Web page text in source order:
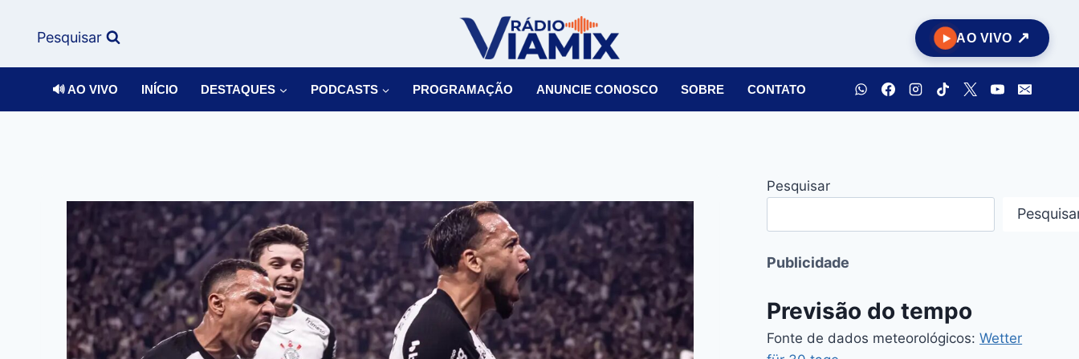
Pesquisar AO VIVO
🔊 AO VIVO INÍCIO DESTAQUES PODCASTS PROGRAMAÇÃO ANUNCIE CONOSCO SOBRE CONTATO
Pesquisar
Publicidade
Previsão do tempo
Fonte de dados meteorológicos:Wetter